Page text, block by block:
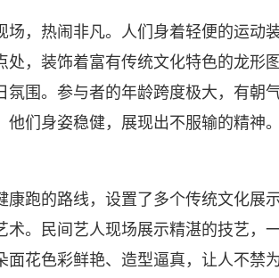
场，热闹非凡。人们身着轻便的运动
处，装饰着富有传统文化特色的龙形
氛围。参与者的年龄跨度极大，有朝
他们身姿稳健，展现出不服输的精神
康跑的路线，设置了多个传统文化展
术。民间艺人现场展示精湛的技艺，
面花色彩鲜艳、造型逼真，让人不禁